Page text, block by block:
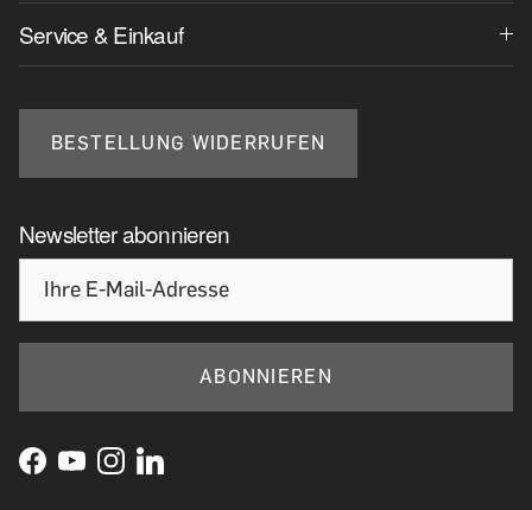
Service & Einkauf
BESTELLUNG WIDERRUFEN
Newsletter abonnieren
ABONNIEREN